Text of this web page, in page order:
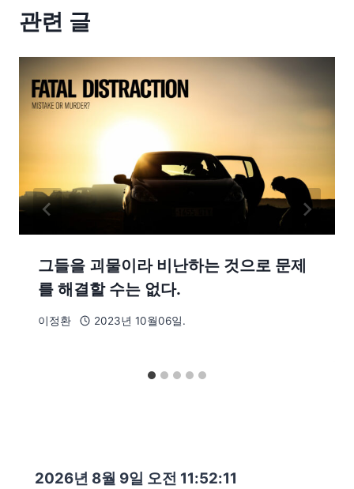
관련 글
그들을 괴물이라 비난하는 것으로 문제
를 해결할 수는 없다.
이정환 2023년 10월06일.
2026년 8월 9일 오전 11:52:12